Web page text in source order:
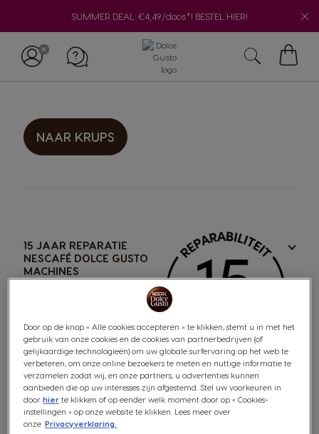
SUMMER DEAL: €4,49/doos*! BESTEL HIER!
NAAR KRUPS
15 JAAR REPARATIE
NESCAFÉ DOLCE GUSTO
MACHINES
ertoe om gedurende15
jaar, gemiddeld na
aankoop, alle
technische reserveonderdelen van het overgrote
deel van de producten* beschikbaar te houden.
Om jouw NESCAFÉ Dolce Gusto machine te laten
repareren - tijdens of na de garantieperiode – kun
je hier een erkende professionele reparateur
Door op de knop « Alle cookies accepteren » te klikken, stemt u in met het
gebruik van onze cookies en de cookies van partnerbedrijven (of
gelijkaardige technologieën) om uw globale surfervaring op het web te
verbeteren, om onze online bezoekers te meten en nuttige informatie te
verzamelen zodat wij, en onze partners, u advertenties kunnen
aanbieden die op uw interesses zijn afgestemd. Stel uw voorkeuren in
doorhier te klikken of op eender welk moment door op « Cookies-
instellingen » op onze website te klikken. Lees meer over
onze Privacyverklaring.